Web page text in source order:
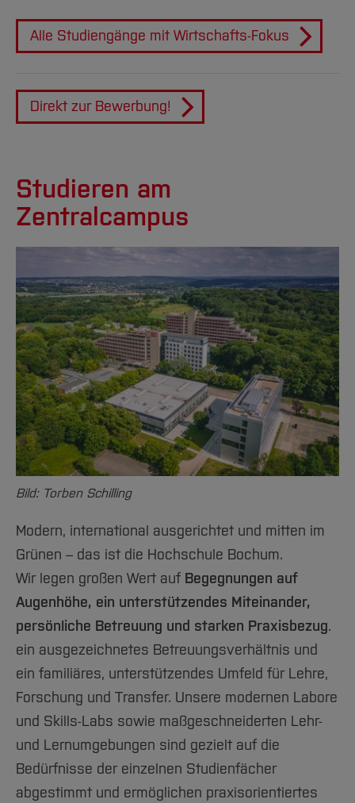
Alle Studiengänge mit Wirtschafts-Fokus
Direkt zur Bewerbung!
Studieren am
Zentralcampus
Bild: Torben Schilling
Modern, international ausgerichtet und mitten im
Grünen – das ist die Hochschule Bochum.
Wir legen großen Wert auf Begegnungen auf
Augenhöhe, ein unterstützendes Miteinander,
persönliche Betreuung und starken Praxisbezug.
ein ausgezeichnetes Betreuungsverhältnis und
ein familiäres, unterstützendes Umfeld für Lehre,
Forschung und Transfer. Unsere modernen Labore
und Skills-Labs sowie maßgeschneiderten Lehr-
und Lernumgebungen sind gezielt auf die
Bedürfnisse der einzelnen Studienfächer
abgestimmt und ermöglichen praxisorientiertes